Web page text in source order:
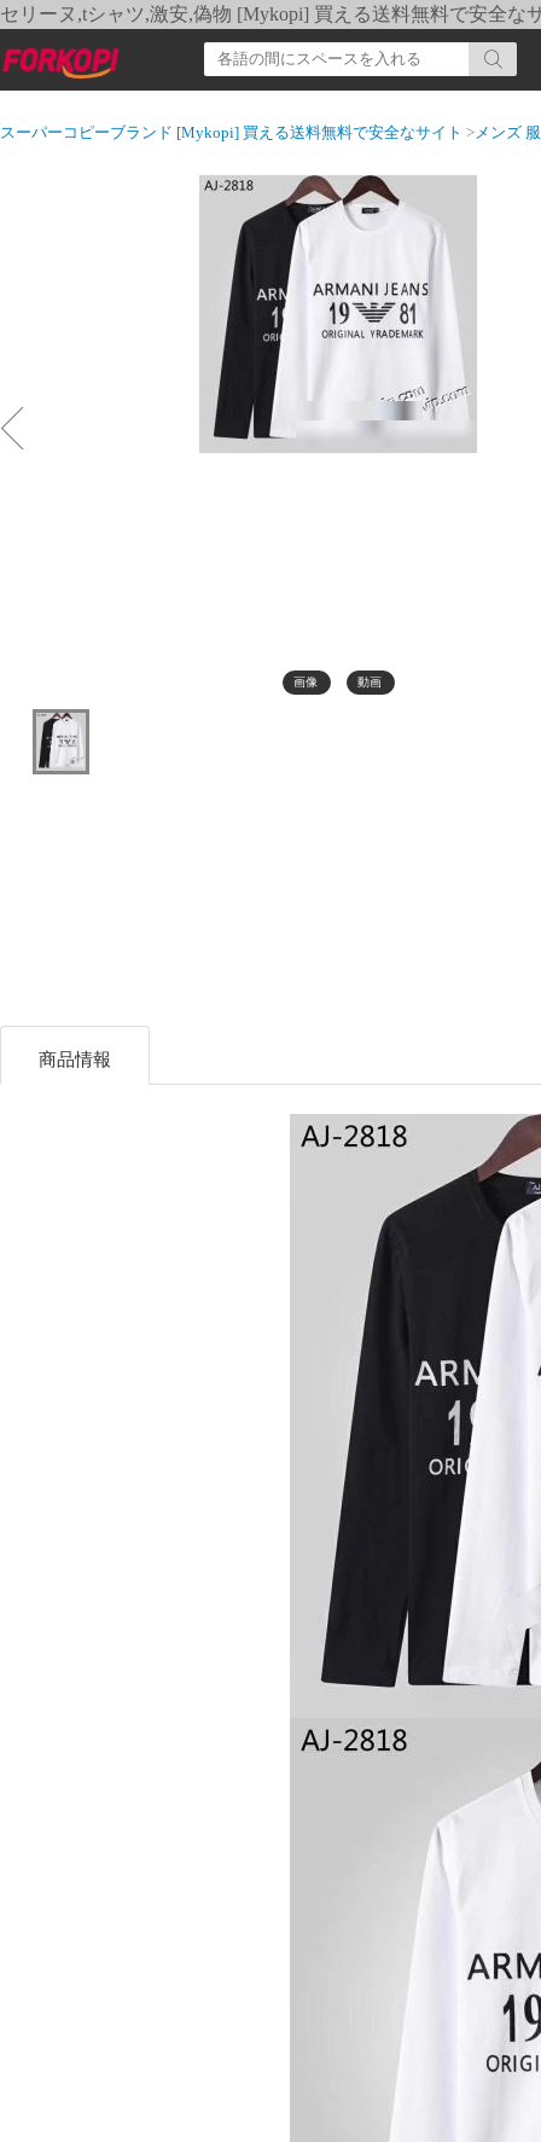
セリーヌ,tシャツ,激安,偽物 [Mykopi] 買える送料無料で安全な
スーパーコピーブランド [Mykopi] 買える送料無料で安全なサイト >メンズ 服
画像 動画
商品情報